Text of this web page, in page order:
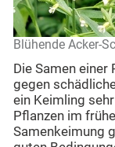
Blühende Acker-
Die Samen
gegen
ein Keimling
Pflanzen im
Samenkeimung